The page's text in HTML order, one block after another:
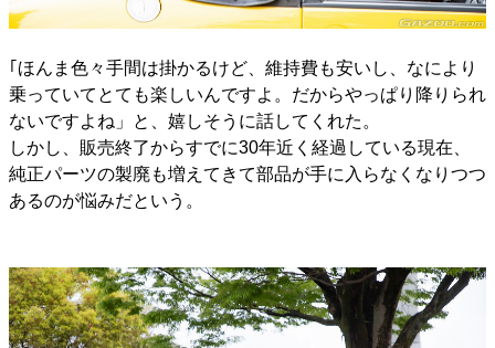
｢ほんま色々手間は掛かるけど、維持費も安いし、なにより
乗っていてとても楽しいんですよ。だからやっぱり降りられ
ないですよね」と、嬉しそうに話してくれた。
しかし、販売終了からすでに30年近く経過している現在、
純正パーツの製廃も増えてきて部品が手に入らなくなりつつ
あるのが悩みだという。